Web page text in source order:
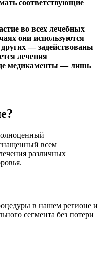
соответствующие
во всех лечебных
они используются
— задействованы
лечения
медикаменты — лишь
всем
различных
в нашем регионе и
сегмента без потери